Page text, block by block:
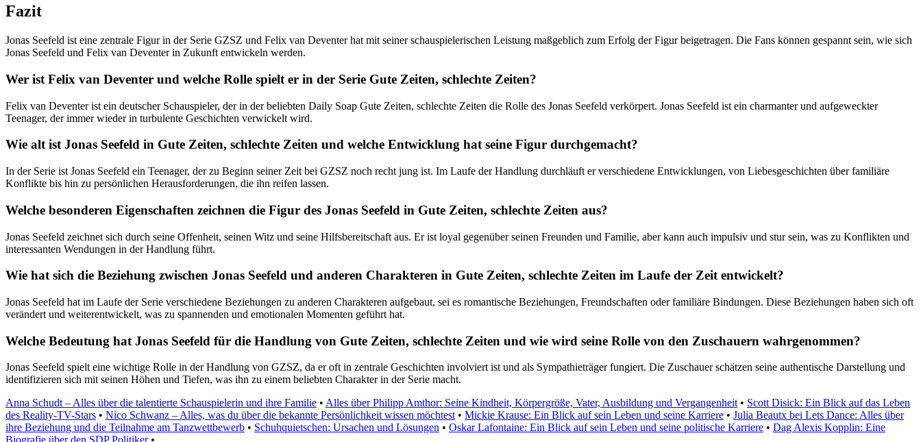
Fazit
Jonas Seefeld ist eine zentrale Figur in der Serie GZSZ und Felix van Deventer hat mit seiner schauspielerischen Leistung maßgeblich zum Erfolg der Figur beigetragen. Die Fans können gespannt sein, wie sich
Jonas Seefeld und Felix van Deventer in Zukunft entwickeln werden.
Wer ist Felix van Deventer und welche Rolle spielt er in der Serie Gute Zeiten, schlechte Zeiten?
Felix van Deventer ist ein deutscher Schauspieler, der in der beliebten Daily Soap Gute Zeiten, schlechte Zeiten die Rolle des Jonas Seefeld verkörpert. Jonas Seefeld ist ein charmanter und aufgeweckter
Teenager, der immer wieder in turbulente Geschichten verwickelt wird.
Wie alt ist Jonas Seefeld in Gute Zeiten, schlechte Zeiten und welche Entwicklung hat seine Figur durchgemacht?
In der Serie ist Jonas Seefeld ein Teenager, der zu Beginn seiner Zeit bei GZSZ noch recht jung ist. Im Laufe der Handlung durchläuft er verschiedene Entwicklungen, von Liebesgeschichten über familiäre
Konflikte bis hin zu persönlichen Herausforderungen, die ihn reifen lassen.
Welche besonderen Eigenschaften zeichnen die Figur des Jonas Seefeld in Gute Zeiten, schlechte Zeiten aus?
Jonas Seefeld zeichnet sich durch seine Offenheit, seinen Witz und seine Hilfsbereitschaft aus. Er ist loyal gegenüber seinen Freunden und Familie, aber kann auch impulsiv und stur sein, was zu Konflikten und
interessanten Wendungen in der Handlung führt.
Wie hat sich die Beziehung zwischen Jonas Seefeld und anderen Charakteren in Gute Zeiten, schlechte Zeiten im Laufe der Zeit entwickelt?
Jonas Seefeld hat im Laufe der Serie verschiedene Beziehungen zu anderen Charakteren aufgebaut, sei es romantische Beziehungen, Freundschaften oder familiäre Bindungen. Diese Beziehungen haben sich oft
verändert und weiterentwickelt, was zu spannenden und emotionalen Momenten geführt hat.
Welche Bedeutung hat Jonas Seefeld für die Handlung von Gute Zeiten, schlechte Zeiten und wie wird seine Rolle von den Zuschauern wahrgenommen?
Jonas Seefeld spielt eine wichtige Rolle in der Handlung von GZSZ, da er oft in zentrale Geschichten involviert ist und als Sympathieträger fungiert. Die Zuschauer schätzen seine authentische Darstellung und
identifizieren sich mit seinen Höhen und Tiefen, was ihn zu einem beliebten Charakter in der Serie macht.
Anna Schudt – Alles über die talentierte Schauspielerin und ihre Familie • Alles über Philipp Amthor: Seine Kindheit, Körpergröße, Vater, Ausbildung und Vergangenheit • Scott Disick: Ein Blick auf das Leben
des Reality-TV-Stars • Nico Schwanz – Alles, was du über die bekannte Persönlichkeit wissen möchtest • Mickie Krause: Ein Blick auf sein Leben und seine Karriere • Julia Beautx bei Lets Dance: Alles über
ihre Beziehung und die Teilnahme am Tanzwettbewerb • Schuhquietschen: Ursachen und Lösungen • Oskar Lafontaine: Ein Blick auf sein Leben und seine politische Karriere • Dag Alexis Kopplin: Eine